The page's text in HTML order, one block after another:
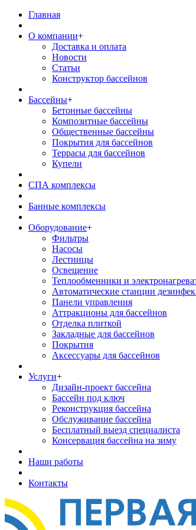
Главная
О компании+
Доставка и оплата
Новости
Статьи
Конструктор бассейнов
Бассейны+
Бетонные бассейны
Композитные бассейны
Общественные бассейны
Покрытия для бассейнов
Террасы для бассейнов
Купели
СПА комплексы
Банные комплексы
Оборудование+
Фильтры
Насосы
Лестницы
Освещение
Теплообменники и
Автоматические станции
Панели управления
Аттракционы для бассейнов
Отделка плиткой
Закладные для бассейнов
Покрытия
Аксессуары для бассейнов
Услуги+
Дизайн-проект бассейна
Бассейн под ключ
Реконструкция бассейна
Обслуживание бассейна
Бесплатный выезд специалиста
Консервация бассейна на зиму
Наши работы
Контакты